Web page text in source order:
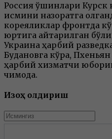
Россия қўшинлари
қисмини назоратга
кореяликлар фронтда
юртига қайтарилган
Украина ҳарбий
Будановга кўра,
ҳарбий хизматчи
чиқмоқда.
Изоҳ қолдириш